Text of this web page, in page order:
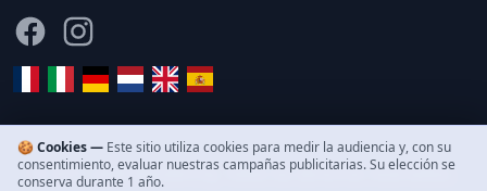
FacebookInstagram
© 2011–2026 WonderCity. Todos los derechos reservados.
🍪 Cookies — Este sitio utiliza cookies para medir la audiencia y, con su
consentimiento, evaluar nuestras campañas publicitarias. Su elección se
conserva durante 1 año.